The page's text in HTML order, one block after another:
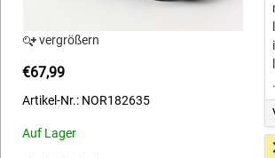
vergrößern
€67,99
Artikel-Nr.: NOR182635
Auf Lager